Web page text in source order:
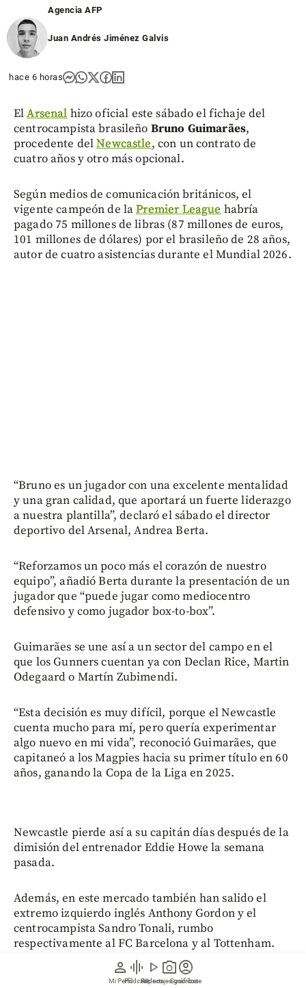
person
Mi Perfil
graphic_eq
Pódcast
play_arrow
Videos
photo_camera
Reportajes gráficos
account_circle
Suscríbete
Agencia AFP
Juan Andrés Jiménez Galvis
hace 6 horas
ElArsenal hizo oficial este sábado el fichaje del
centrocampista brasileño Bruno Guimarães,
procedente delNewcastle, con un contrato de
cuatro años y otro más opcional.
Según medios de comunicación británicos, el
vigente campeón de laPremier League habría
pagado 75 millones de libras (87 millones de euros,
101 millones de dólares) por el brasileño de 28 años,
autor de cuatro asistencias durante el Mundial 2026.
“Bruno es un jugador con una excelente mentalidad
y una gran calidad, que aportará un fuerte liderazgo
a nuestra plantilla”, declaró el sábado el director
deportivo del Arsenal, Andrea Berta.
“Reforzamos un poco más el corazón de nuestro
equipo”, añadió Berta durante la presentación de un
jugador que “puede jugar como mediocentro
defensivo y como jugador box-to-box”.
Guimarães se une así a un sector del campo en el
que los Gunners cuentan ya con Declan Rice, Martin
Odegaard o Martín Zubimendi.
“Esta decisión es muy difícil, porque el Newcastle
cuenta mucho para mí, pero quería experimentar
algo nuevo en mi vida”, reconoció Guimarães, que
capitaneó a los Magpies hacia su primer título en 60
años, ganando la Copa de la Liga en 2025.
Newcastle pierde así a su capitán días después de la
dimisión del entrenador Eddie Howe la semana
pasada.
Además, en este mercado también han salido el
extremo izquierdo inglés Anthony Gordon y el
centrocampista Sandro Tonali, rumbo
respectivamente al FC Barcelona y al Tottenham.
“Después de haber disputado dos Mundiales, ha